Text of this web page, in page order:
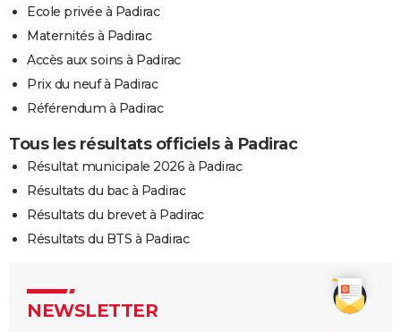
Ecole privée à Padirac
Maternités à Padirac
Accès aux soins à Padirac
Prix du neuf à Padirac
Référendum à Padirac
Tous les résultats officiels à Padirac
Résultat municipale 2026 à Padirac
Résultats du bac à Padirac
Résultats du brevet à Padirac
Résultats du BTS à Padirac
NEWSLETTER